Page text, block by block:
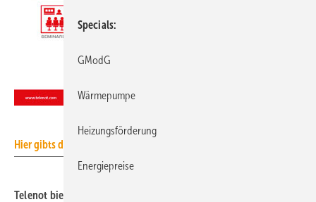
Hier gibts das Schulungsprogramm als PDF.
Telenot bietet mit über 400 Kursen in 20 Städten sowie E-
Specials
GModG
Wärmepumpe
Heizungsförderung
Energiepreise